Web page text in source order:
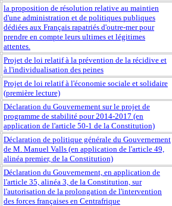
la proposition de résolution relative au maintien
d'une administration et de politiques publiques
dédiées aux Français rapatriés d'outre-mer pour
prendre en compte leurs ultimes et légitimes
attentes.
Projet de loi relatif à la prévention de la récidive et
à l'individualisation des peines
Projet de loi relatif à l'économie sociale et solidaire
(première lecture)
Déclaration du Gouvernement sur le projet de
programme de stabilité pour 2014-2017 (en
application de l'article 50-1 de la Constitution)
Déclaration de politique générale du Gouvernement
de M. Manuel Valls (en application de l'article 49,
alinéa premier, de la Constitution)
Déclaration du Gouvernement, en application de
l'article 35, alinéa 3, de la Constitution, sur
l'autorisation de la prolongation de l'intervention
des forces françaises en Centrafrique